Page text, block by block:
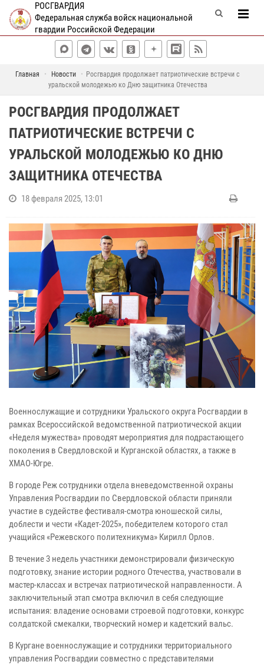
РОСГВАРДИЯ
Федеральная служба войск национальной
гвардии Российской Федерации
Главная Новости
Росгвардия продолжает патриотические встречи с
уральской молодежью ко Дню защитника Отечества
РОСГВАРДИЯ ПРОДОЛЖАЕТ
ПАТРИОТИЧЕСКИЕ ВСТРЕЧИ С
УРАЛЬСКОЙ МОЛОДЕЖЬЮ КО ДНЮ
ЗАЩИТНИКА ОТЕЧЕСТВА
18 февраля 2025, 13:01
Военнослужащие и сотрудники Уральского округа Росгвардии в
рамках Всероссийской ведомственной патриотической акции
«Неделя мужества» проводят мероприятия для подрастающего
поколения в Свердловской и Курганской областях, а также в
ХМАО-Югре.
В городе Реж сотрудники отдела вневедомственной охраны
Управления Росгвардии по Свердловской области приняли
участие в судействе фестиваля-смотра юношеской силы,
доблести и чести «Кадет-2025», победителем которого стал
учащийся «Режевского политехникума» Кирилл Орлов.
В течение 3 недель участники демонстрировали физическую
подготовку, знание истории родного Отечества, участвовали в
мастер-классах и встречах патриотической направленности. А
заключительный этап смотра включил в себя следующие
испытания: владение основами строевой подготовки, конкурс
солдатской смекалки, творческий номер и кадетский вальс.
В Кургане военнослужащие и сотрудники территориального
управления Росгвардии совместно с представителями